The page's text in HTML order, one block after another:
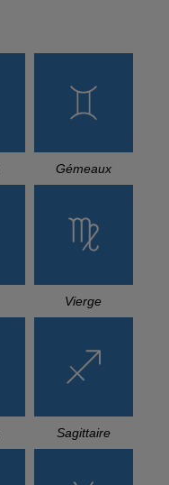
Gémeaux
Vierge
Sagittaire